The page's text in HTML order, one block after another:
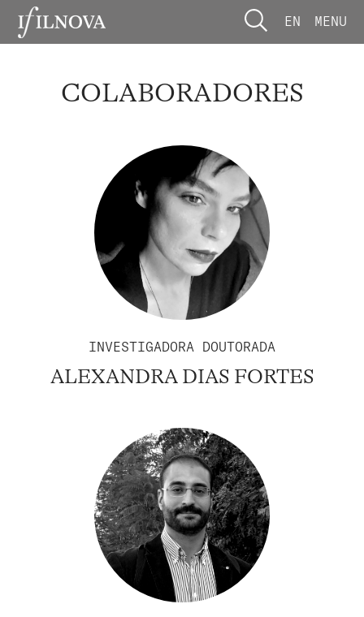
EN MENU
COLABORADORES
INVESTIGADORA DOUTORADA
ALEXANDRA DIAS FORTES